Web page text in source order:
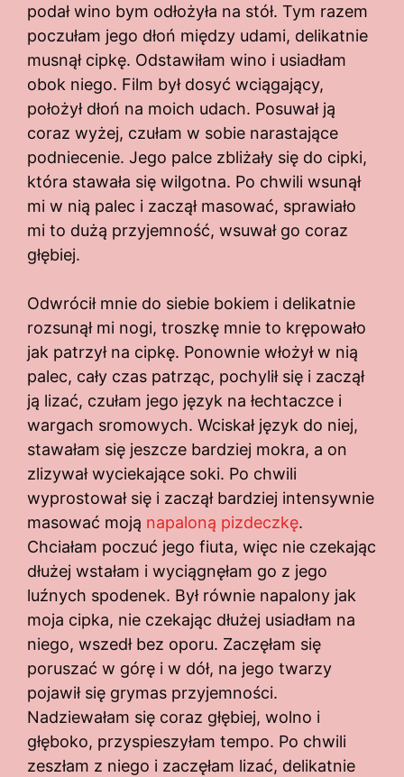
podał wino bym odłożyła na stół. Tym razem
poczułam jego dłoń między udami, delikatnie
musnął cipkę. Odstawiłam wino i usiadłam
obok niego. Film był dosyć wciągający,
położył dłoń na moich udach. Posuwał ją
coraz wyżej, czułam w sobie narastające
podniecenie. Jego palce zbliżały się do cipki,
która stawała się wilgotna. Po chwili wsunął
mi w nią palec i zaczął masować, sprawiało
mi to dużą przyjemność, wsuwał go coraz
głębiej.
Odwrócił mnie do siebie bokiem i delikatnie
rozsunął mi nogi, troszkę mnie to krępowało
jak patrzył na cipkę. Ponownie włożył w nią
palec, cały czas patrząc, pochylił się i zaczął
ją lizać, czułam jego język na łechtaczce i
wargach sromowych. Wciskał język do niej,
stawałam się jeszcze bardziej mokra, a on
zlizywał wyciekające soki. Po chwili
wyprostował się i zaczął bardziej intensywnie
masować moją napaloną pizdeczkę.
Chciałam poczuć jego fiuta, więc nie czekając
dłużej wstałam i wyciągnęłam go z jego
luźnych spodenek. Był równie napalony jak
moja cipka, nie czekając dłużej usiadłam na
niego, wszedł bez oporu. Zaczęłam się
poruszać w górę i w dół, na jego twarzy
pojawił się grymas przyjemności.
Nadziewałam się coraz głębiej, wolno i
głęboko, przyspieszyłam tempo. Po chwili
zeszłam z niego i zaczęłam lizać, delikatnie